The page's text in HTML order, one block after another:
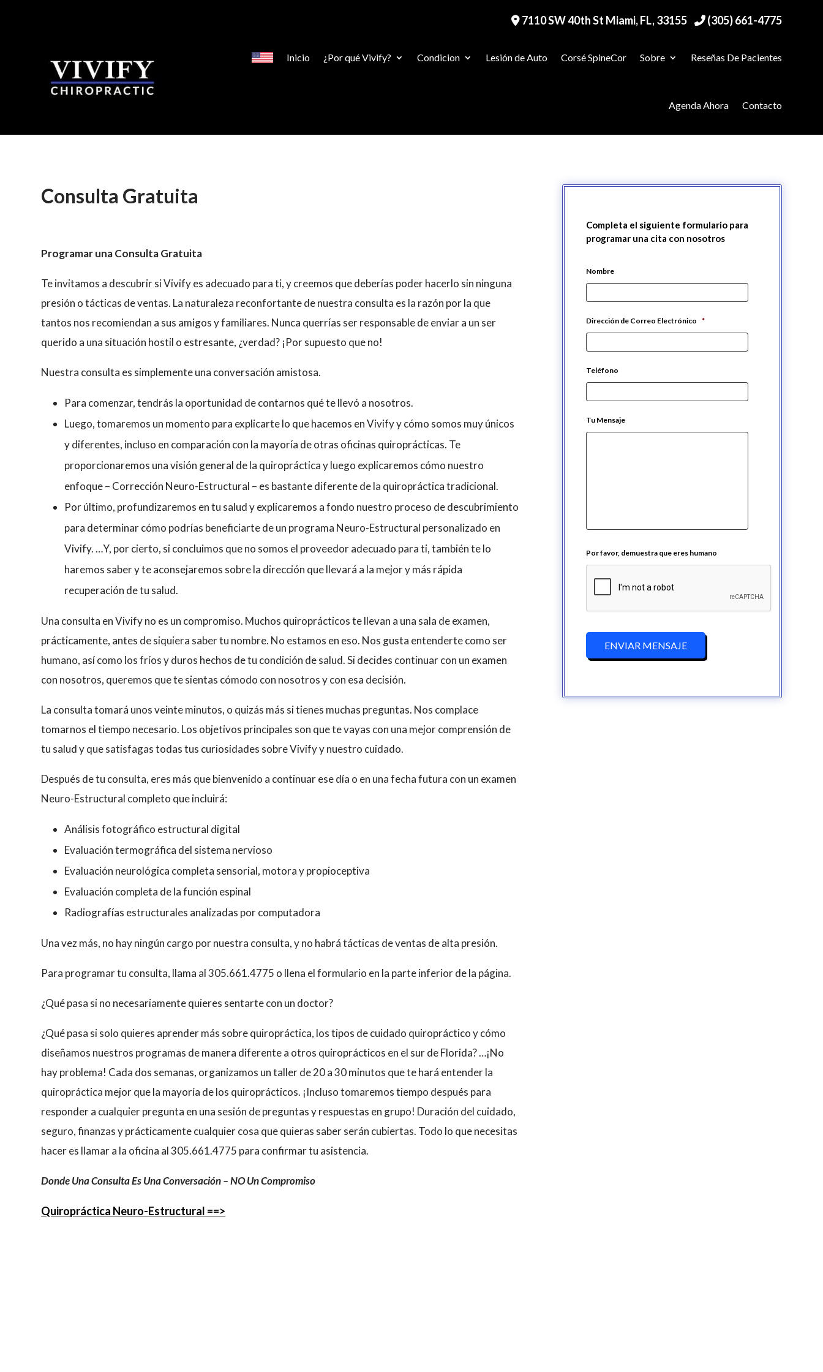
7110 SW 40th St Miami, FL, 33155 (305) 661-4775
Inicio ¿Por qué Vivify? Condicion Lesión de Auto Corsé SpineCor Sobre Reseñas De Pacientes
Agenda Ahora Contacto
Consulta Gratuita
Programar una Consulta Gratuita
Te invitamos a descubrir si Vivify es adecuado para ti, y creemos que deberías poder hacerlo sin ninguna
presión o tácticas de ventas. La naturaleza reconfortante de nuestra consulta es la razón por la que
tantos nos recomiendan a sus amigos y familiares. Nunca querrías ser responsable de enviar a un ser
querido a una situación hostil o estresante, ¿verdad? ¡Por supuesto que no!
Nuestra consulta es simplemente una conversación amistosa.
Para comenzar, tendrás la oportunidad de contarnos qué te llevó a nosotros.
Luego, tomaremos un momento para explicarte lo que hacemos en Vivify y cómo somos muy únicos
y diferentes, incluso en comparación con la mayoría de otras oficinas quiroprácticas. Te
proporcionaremos una visión general de la quiropráctica y luego explicaremos cómo nuestro
enfoque – Corrección Neuro-Estructural – es bastante diferente de la quiropráctica tradicional.
Por último, profundizaremos en tu salud y explicaremos a fondo nuestro proceso de descubrimiento
para determinar cómo podrías beneficiarte de un programa Neuro-Estructural personalizado en
Vivify. …Y, por cierto, si concluimos que no somos el proveedor adecuado para ti, también te lo
haremos saber y te aconsejaremos sobre la dirección que llevará a la mejor y más rápida
recuperación de tu salud.
Una consulta en Vivify no es un compromiso. Muchos quiroprácticos te llevan a una sala de examen,
prácticamente, antes de siquiera saber tu nombre. No estamos en eso. Nos gusta entenderte como ser
humano, así como los fríos y duros hechos de tu condición de salud. Si decides continuar con un examen
con nosotros, queremos que te sientas cómodo con nosotros y con esa decisión.
La consulta tomará unos veinte minutos, o quizás más si tienes muchas preguntas. Nos complace
tomarnos el tiempo necesario. Los objetivos principales son que te vayas con una mejor comprensión de
tu salud y que satisfagas todas tus curiosidades sobre Vivify y nuestro cuidado.
Después de tu consulta, eres más que bienvenido a continuar ese día o en una fecha futura con un examen
Neuro-Estructural completo que incluirá:
Análisis fotográfico estructural digital
Evaluación termográfica del sistema nervioso
Evaluación neurológica completa sensorial, motora y propioceptiva
Evaluación completa de la función espinal
Radiografías estructurales analizadas por computadora
Una vez más, no hay ningún cargo por nuestra consulta, y no habrá tácticas de ventas de alta presión.
Para programar tu consulta, llama al 305.661.4775 o llena el formulario en la parte inferior de la página.
¿Qué pasa si no necesariamente quieres sentarte con un doctor?
¿Qué pasa si solo quieres aprender más sobre quiropráctica, los tipos de cuidado quiropráctico y cómo
diseñamos nuestros programas de manera diferente a otros quiroprácticos en el sur de Florida? …¡No
hay problema! Cada dos semanas, organizamos un taller de 20 a 30 minutos que te hará entender la
quiropráctica mejor que la mayoría de los quiroprácticos. ¡Incluso tomaremos tiempo después para
responder a cualquier pregunta en una sesión de preguntas y respuestas en grupo! Duración del cuidado,
seguro, finanzas y prácticamente cualquier cosa que quieras saber serán cubiertas. Todo lo que necesitas
hacer es llamar a la oficina al 305.661.4775 para confirmar tu asistencia.
Donde Una Consulta Es Una Conversación – NO Un Compromiso
Quiropráctica Neuro-Estructural ==>
Completa el siguiente formulario para
programar una cita con nosotros
Nombre
Dirección de Correo Electrónico *
Teléfono
Tu Mensaje
Por favor, demuestra que eres humano